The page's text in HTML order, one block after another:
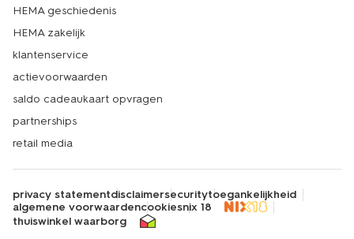
HEMA geschiedenis
HEMA zakelijk
klantenservice
actievoorwaarden
saldo cadeaukaart opvragen
partnerships
retail media
privacy statementdisclaimersecuritytoegankelijkheid
algemene voorwaardencookiesnix 18
thuiswinkel waarborg